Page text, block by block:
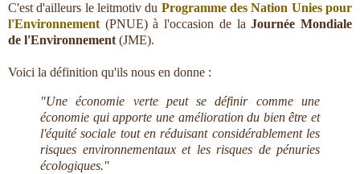
C'est d'ailleurs le leitmotiv du Programme des Nation Unies pour
l'Environnement (PNUE) à l'occasion de laJournée Mondiale
de l'Environnement (JME).
Voici la définition qu'ils nous en donne :
"Une économie verte peut se définir comme une
économie qui apporte une amélioration du bien être et
l'équité sociale tout en réduisant considérablement les
risques environnementaux et les risques de pénuries
écologiques."